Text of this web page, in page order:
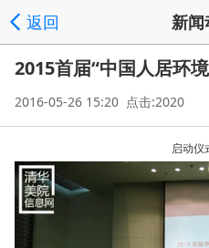
返回 新闻
2015首届“中国人居环
2016-05-26 15:20 点击:2020
启动仪